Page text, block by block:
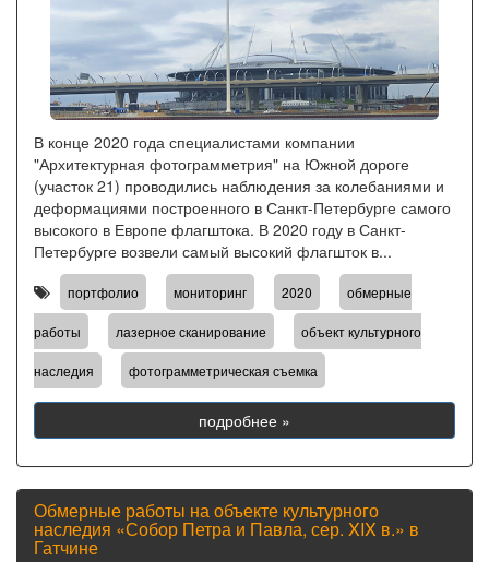
В конце 2020 года специалистами компании
"Архитектурная фотограмметрия" на Южной дороге
(участок 21) проводились наблюдения за колебаниями и
деформациями построенного в Санкт-Петербурге самого
высокого в Европе флагштока. В 2020 году в Санкт-
Петербурге возвели самый высокий флагшток в...
портфолио мониторинг 2020 обмерные
работы лазерное сканирование объект культурного
наследия фотограмметрическая съемка
подробнее »
Обмерные работы на объекте культурного
наследия «Собор Петра и Павла, сер. XIX в.» в
Гатчине